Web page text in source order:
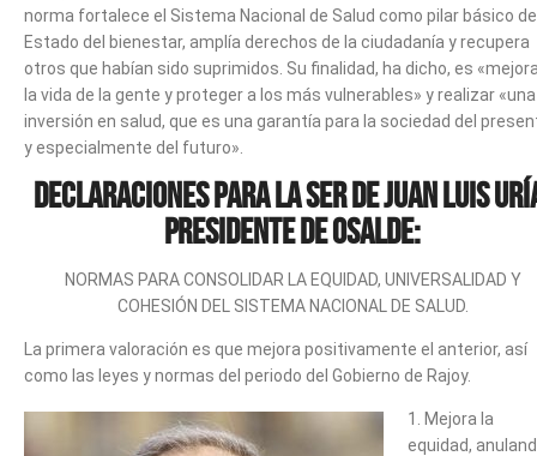
norma fortalece el Sistema Nacional de Salud como pilar básico
Estado del bienestar, amplía derechos de la ciudadanía y recupera
otros que habían sido suprimidos. Su finalidad, ha dicho, es
la vida de la gente y proteger a los más vulnerables» y realizar «una
inversión en salud, que es una garantía para la sociedad del
y especialmente del futuro».
Declaraciones para la SER de Juan Luis
Presidente de Osalde:
NORMAS PARA CONSOLIDAR LA EQUIDAD, UNIVERSALIDAD Y
COHESIÓN DEL SISTEMA NACIONAL DE SALUD.
La primera valoración es que mejora positivamente el anterior, así
como las leyes y normas del periodo del Gobierno de Rajoy.
1. Mejora la
equidad,